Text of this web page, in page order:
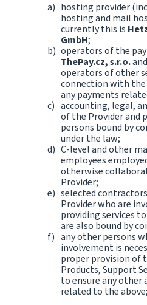
hosting provider
hosting and mail
currently this is
GmbH;
operators of the
ThePay.cz, s.r.o.
operators of other
connection with
any payments
accounting, legal,
of the Provider and
persons bound by
under the law;
C-level and other
employees
otherwise
Provider;
selected
Provider who are
providing services
are also bound by
any other persons
involvement is
proper provision of
Products, Support
to ensure any other
related to the above;